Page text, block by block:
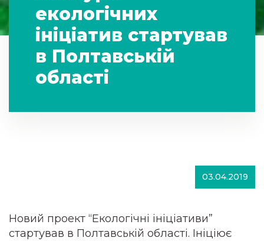
екологічних
ініціатив стартував
в Полтавській
області
03.04.2019
Новий проект “Екологічні ініціативи”
стартував в Полтавській області. Ініціює